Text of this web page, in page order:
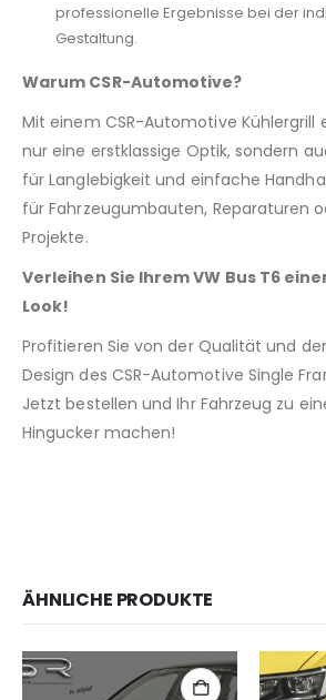
professionelle Ergebnisse bei der
Gestaltung.
Warum CSR-Automotive?
Mit einem CSR-Automotive Kühlergrill
nur eine erstklassige Optik, sondern
für Langlebigkeit und einfache
für Fahrzeugumbauten, Reparaturen
Projekte.
Verleihen Sie Ihrem VW Bus T6
Look!
Profitieren Sie von der Qualität und
Design des CSR-Automotive Single
Jetzt bestellen und Ihr Fahrzeug zu
Hingucker machen!
ÄHNLICHE PRODUKTE